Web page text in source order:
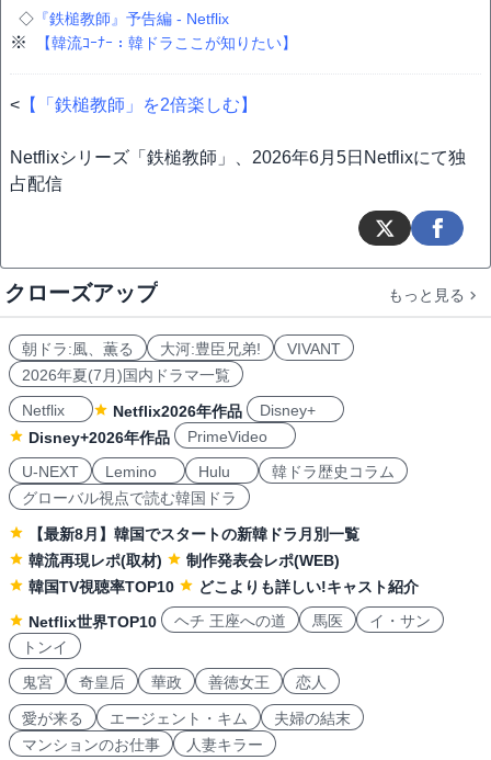
◇ 『鉄槌教師』予告編 - Netflix
※ 【韓流ｺｰﾅｰ：韓ドラここが知りたい】
< 【「鉄槌教師」を2倍楽しむ】
Netflixシリーズ「鉄槌教師」、2026年6月5日Netflixにて独
占配信
クローズアップ もっと見る
朝ドラ:風、薫る 大河:豊臣兄弟!
VIVANT
2026年夏(7月)国内ドラマ一覧
Netflix
Netflix2026年作品
Disney+
Disney+2026年作品
PrimeVideo
U-NEXT
Lemino Hulu
韓ドラ歴史コラム
グローバル視点で読む韓国ドラ
【最新8月】韓国でスタートの新韓ドラ月別一覧
韓流再現レポ(取材)
制作発表会レポ(WEB)
韓国TV視聴率TOP10
どこよりも詳しい!キャスト紹介
Netflix世界TOP10
ヘチ 王座への道 馬医
イ・サン
トンイ
鬼宮
奇皇后 華政 善徳女王 恋人
愛が来る エージェント・キム
夫婦の結末
マンションのお仕事
人妻キラー